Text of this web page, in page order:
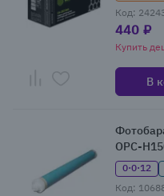
Код:
440 ₽
Купить
В
OPC-
0·0·12
Код: